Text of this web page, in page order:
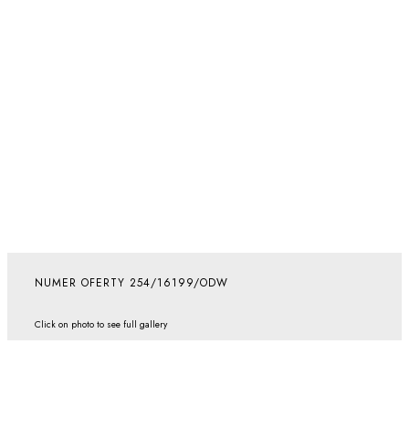
NUMER OFERTY 254/16199/ODW
Click on photo to see full gallery